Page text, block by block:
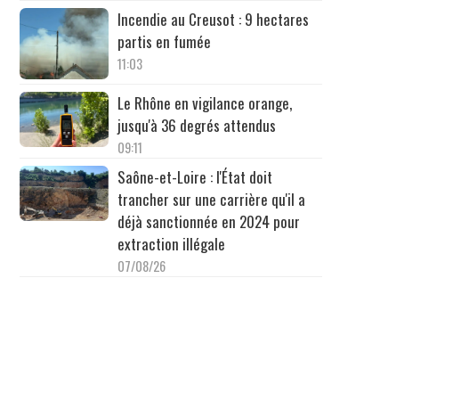
Incendie au Creusot : 9 hectares
partis en fumée
11:03
Le Rhône en vigilance orange,
jusqu'à 36 degrés attendus
09:11
Saône-et-Loire : l'État doit
trancher sur une carrière qu'il a
déjà sanctionnée en 2024 pour
extraction illégale
07/08/26